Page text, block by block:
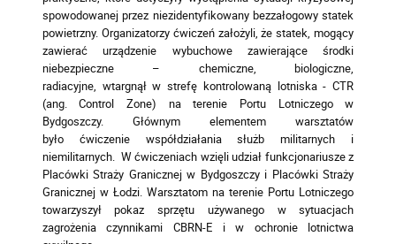
spowodowanej przez niezidentyfikowany bezzałogowy statek
powietrzny. Organizatorzy ćwiczeń założyli, że statek, mogący
zawierać urządzenie wybuchowe zawierające środki
niebezpieczne – chemiczne, biologiczne,
radiacyjne, wtargnął w strefę kontrolowaną lotniska- CTR
(ang. Control Zone) na terenie Portu Lotniczego w
Bydgoszczy. Głównym elementem warsztatów
było ćwiczenie współdziałania służb militarnych i
niemilitarnych. W ćwiczeniach wzięli udział funkcjonariusze z
Placówki Straży Granicznej w Bydgoszczy i Placówki Straży
Granicznej w Łodzi. Warsztatom na terenie Portu Lotniczego
towarzyszył pokaz sprzętu używanego w sytuacjach
zagrożenia czynnikami CBRN-E i w ochronie lotnictwa